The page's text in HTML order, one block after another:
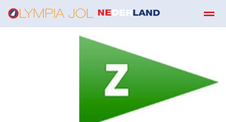
E-mail